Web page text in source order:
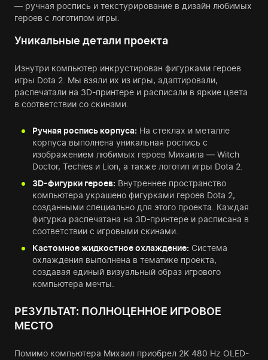
— ручная роспись и текстурирование в дизайн любимых
героев с логотипом игры.
Уникальные детали проекта
Изнутри компьютер инкрустирован фигурками героев
игры Dota 2. Мы взяли их из игры, адаптировали,
распечатали на 3D-принтере и расписали в яркие цвета
в соответствии со скинами.
Ручная роспись корпуса: На стеклах и металле
корпуса выполнена уникальная роспись с
изображением любимых героев Михаила — Witch
Doctor, Techies и Lion, а также логотип игры Dota 2.
3D-фигурки героев: Внутреннее пространство
компьютера украшено фигурками героев Dota 2,
созданными специально для этого проекта. Каждая
фигурка распечатана на 3D-принтере и расписана в
соответствии с игровыми скинами.
Кастомное жидкостное охлаждение: Система
охлаждения выполнена в тематике проекта,
создавая единый визуальный образ игрового
компьютера мечты.
РЕЗУЛЬТАТ: ПОЛНОЦЕННОЕ ИГРОВОЕ
МЕСТО
Помимо компьютера Михаил приобрел 2K 480 Hz OLED-